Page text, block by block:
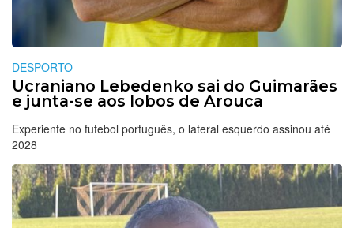
DESPORTO
Ucraniano Lebedenko sai do Guimarães
e junta-se aos lobos de Arouca
Experiente no futebol português, o lateral esquerdo assinou até
2028